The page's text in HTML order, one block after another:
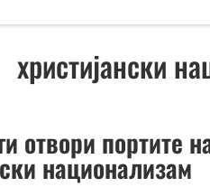
христијански
отвори портите
национализам